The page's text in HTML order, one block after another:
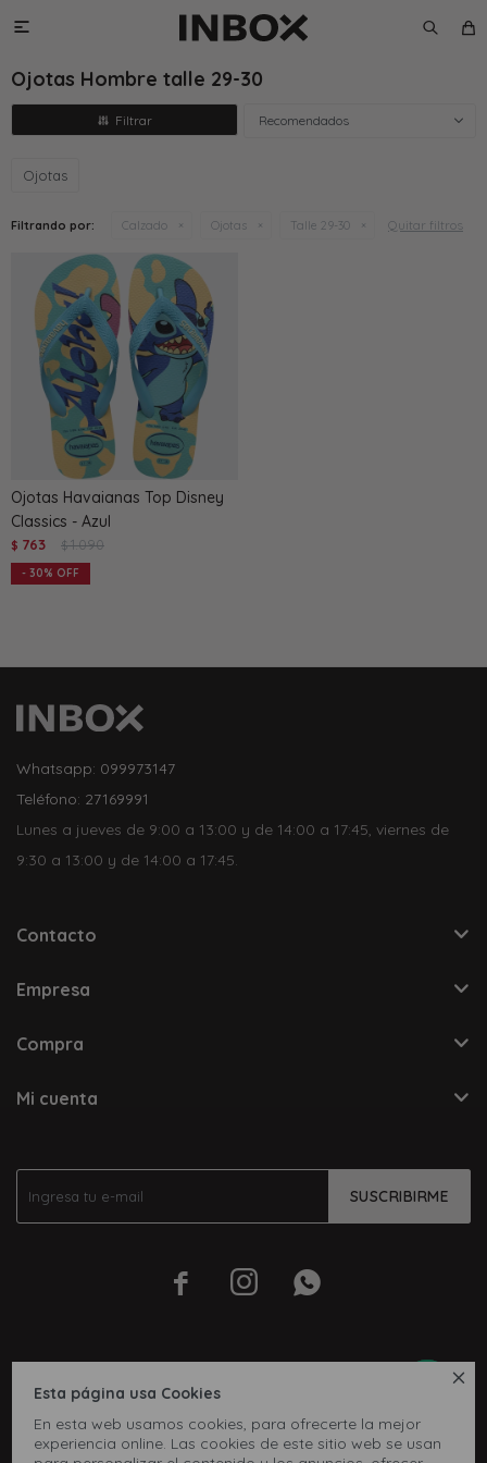

Esta página usa Cookies
En esta web usamos cookies, para ofrecerte la mejor
experiencia online. Las cookies de este sitio web se usan

Ojotas Hombre talle 29-30
Recomendados
Ojotas
Filtrando por: Calzado Ojotas Talle 29-30 Quitar filtros
Ojotas Havaianas Top Disney
Classics - Azul
$ 763 $ 1.090
30
SUSCRIBIRME
  
Whatsapp: 099973147
Teléfono: 27169991
Lunes a jueves de 9:00 a 13:00 y de 14:00 a 17:45, viernes de
9:30 a 13:00 y de 14:00 a 17:45.
Contacto
Empresa
Compra
Mi cuenta